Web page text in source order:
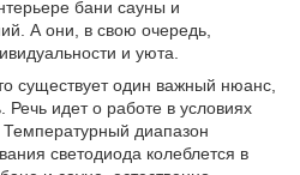
бани сауны и
А они, в свою очередь,
и уюта.
существует один важный нюанс,
идет о работе в условиях
диапазон
светодиода колеблется в